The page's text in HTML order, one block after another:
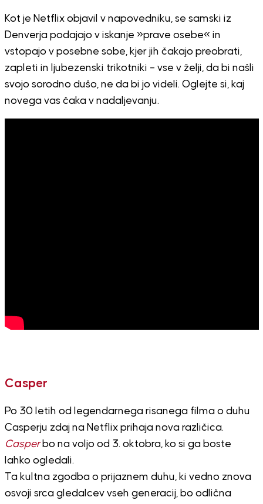
Kot je Netflix objavil v napovedniku, se samski iz
Denverja podajajo v iskanje »prave osebe« in
vstopajo v posebne sobe, kjer jih čakajo preobrati,
zapleti in ljubezenski trikotniki – vse v želji, da bi našli
svojo sorodno dušo, ne da bi jo videli. Oglejte si, kaj
novega vas čaka v nadaljevanju.
Casper
Po 30 letih od legendarnega risanega filma o duhu
Casperju zdaj na Netflix prihaja nova različica.
Casper bo na voljo od 3. oktobra, ko si ga boste
lahko ogledali.
Ta kultna zgodba o prijaznem duhu, ki vedno znova
osvoji srca gledalcev vseh generacij, bo odlična